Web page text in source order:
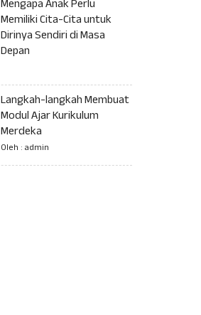
Mengapa Anak Perlu
Memiliki Cita-Cita untuk
Dirinya Sendiri di Masa
Depan
Langkah-langkah Membuat
Modul Ajar Kurikulum
Merdeka
Oleh : admin